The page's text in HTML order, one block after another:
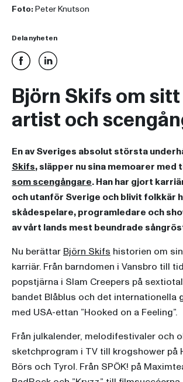
Foto: Peter Knutson
Dela nyheten
Björn Skifs om
artist och
En av Sveriges absolut största
Skifs, släpper nu sina memoarer med
som scengångare. Han har gjort
och utanför Sverige och blivit folkkär
skådespelare, programledare och
av vårt lands mest beundrade
Nu berättar Björn Skifs historien om
karriär. Från barndomen i Vansbro till
popstjärna i Slam Creepers på
bandet Blåblus och det internationella
med USA-ettan ”Hooked on a Feeling”.
Från julkalender, melodifestivaler och
sketchprogram i TV till krogshower på
Börs och Tyrol. Från SPÖK! på